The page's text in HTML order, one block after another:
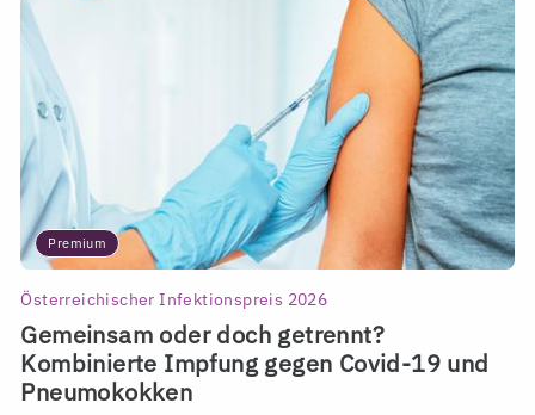
Premium
Österreichischer Infektionspreis 2026
Gemeinsam oder doch getrennt?
Kombinierte Impfung gegen Covid-19 und
Pneumokokken